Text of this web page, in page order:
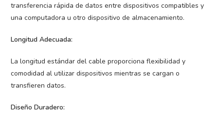
transferencia rápida de datos entre dispositivos compatibles y
una computadora u otro dispositivo de almacenamiento.
Longitud Adecuada:
La longitud estándar del cable proporciona flexibilidad y
comodidad al utilizar dispositivos mientras se cargan o
transfieren datos.
Diseño Duradero: